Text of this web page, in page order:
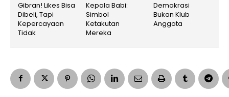
Gibran! Likes Bisa
Dibeli, Tapi
Kepercayaan
Tidak
Kepala Babi:
Simbol
Ketakutan
Mereka
Demokrasi
Bukan Klub
Anggota